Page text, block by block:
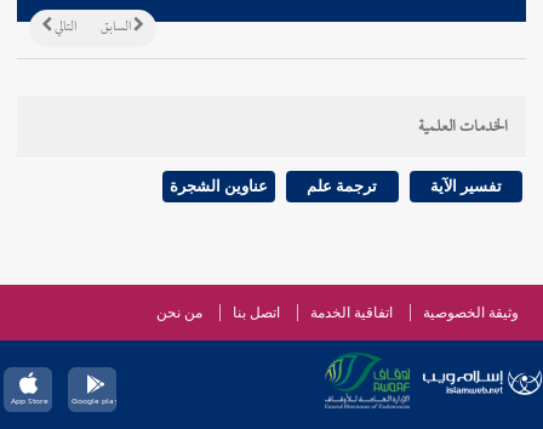
التالي السابق
الخدمات العلمية
تفسير الآية ترجمة علم عناوين الشجرة
وثيقة الخصوصية اتفاقية الخدمة اتصل بنا من نحن